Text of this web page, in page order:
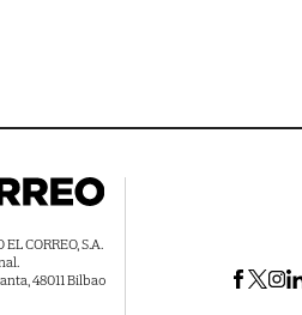
CORREO, S.A.
48011 Bilbao